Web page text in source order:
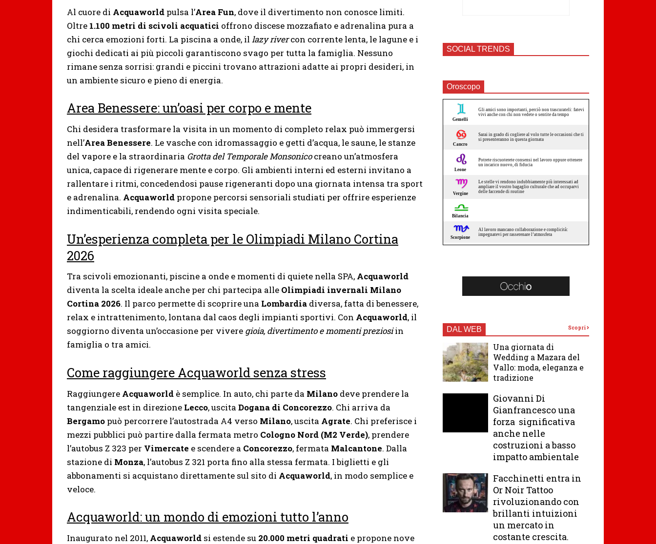
Al cuore di Acquaworld pulsa l’Area Fun, dove il divertimento non conosce limiti.
Oltre 1.100 metri di scivoli acquatici offrono discese mozzafiato e adrenalina pura a
chi cerca emozioni forti. La piscina a onde, il lazy rivercon corrente lenta, le lagune e i
giochi dedicati ai più piccoli garantiscono svago per tutta la famiglia. Nessuno
rimane senza sorrisi: grandi e piccini trovano attrazioni adatte ai propri desideri, in
un ambiente sicuro e pieno di energia.
Area Benessere: un’oasi per corpo e mente
Chi desidera trasformare la visita in un momento di completo relax può immergersi
nell’Area Benessere. Le vasche con idromassaggio e getti d’acqua, le saune, le stanze
del vapore e la straordinaria Grotta del Temporale Monsonicocreano un’atmosfera
unica, capace di rigenerare mente e corpo. Gli ambienti interni ed esterni invitano a
rallentare i ritmi, concedendosi pause rigeneranti dopo una giornata intensa tra sport
e adrenalina. Acquaworld propone percorsi sensoriali studiati per offrire esperienze
indimenticabili, rendendo ogni visita speciale.
Un’esperienza completa per le Olimpiadi Milano Cortina
2026
Tra scivoli emozionanti, piscine a onde e momenti di quiete nella SPA, Acquaworld
diventa la scelta ideale anche per chi partecipa alle Olimpiadi invernali Milano
Cortina 2026. Il parco permette di scoprire una Lombardia diversa, fatta di benessere,
relax e intrattenimento, lontana dal caos degli impianti sportivi. Con Acquaworld, il
soggiorno diventa un’occasione per vivere gioia, divertimento e momenti preziosiin
famiglia o tra amici.
Come raggiungere Acquaworld senza stress
Raggiungere Acquaworld è semplice. In auto, chi parte da Milano deve prendere la
tangenziale est in direzione Lecco, uscita Dogana di Concorezzo. Chi arriva da
Bergamo può percorrere l’autostrada A4 verso Milano, uscita Agrate. Chi preferisce i
mezzi pubblici può partire dalla fermata metro Cologno Nord (M2 Verde), prendere
l’autobus Z 323 per Vimercate e scendere a Concorezzo, fermata Malcantone. Dalla
stazione di Monza, l’autobus Z 321 porta fino alla stessa fermata. I biglietti e gli
abbonamenti si acquistano direttamente sul sito di Acquaworld, in modo semplice e
veloce.
Acquaworld: un mondo di emozioni tutto l’anno
Inaugurato nel 2011, Acquaworld si estende su 20.000 metri quadrati e propone nove
SOCIAL TRENDS
Oroscopo
DAL WEB Scopri
Una giornata di
Wedding a Mazara del
Vallo: moda, eleganza e
tradizione
Giovanni Di
Gianfrancesco una
forza significativa
anche nelle
costruzioni a basso
impatto ambientale
Facchinetti entra in
Or Noir Tattoo
rivoluzionando con
brillanti intuizioni
un mercato in
costante crescita.